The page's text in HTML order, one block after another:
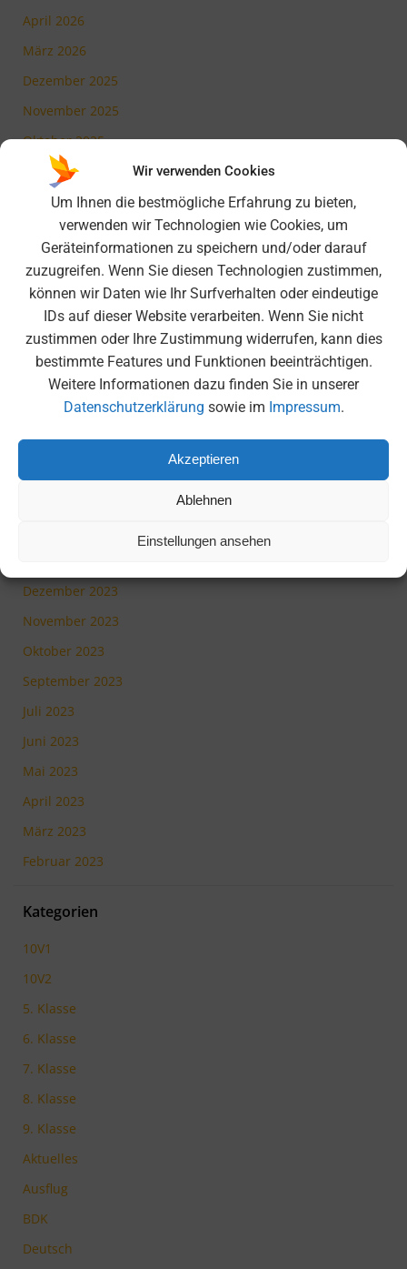
Wir verwenden Cookies
Um Ihnen die bestmögliche Erfahrung zu bieten,
verwenden wir Technologien wie Cookies, um
Geräteinformationen zu speichern und/oder darauf
zuzugreifen. Wenn Sie diesen Technologien zustimmen,
können wir Daten wie Ihr Surfverhalten oder eindeutige
IDs auf dieser Website verarbeiten. Wenn Sie nicht
zustimmen oder Ihre Zustimmung widerrufen, kann dies
bestimmte Features und Funktionen beeinträchtigen.
Weitere Informationen dazu finden Sie in unserer
Datenschutzerklärung sowie im Impressum.
Akzeptieren
Ablehnen
Einstellungen ansehen
April 2026
März 2026
Dezember 2025
November 2025
Oktober 2025
Juli 2025
Mai 2025
März 2025
Februar 2025
November 2024
Oktober 2024
Juli 2024
Juni 2024
Mai 2024
Dezember 2023
November 2023
Oktober 2023
September 2023
Juli 2023
Juni 2023
Mai 2023
April 2023
März 2023
Februar 2023
Kategorien
10V1
10V2
5. Klasse
6. Klasse
7. Klasse
8. Klasse
9. Klasse
Aktuelles
Ausflug
BDK
Deutsch